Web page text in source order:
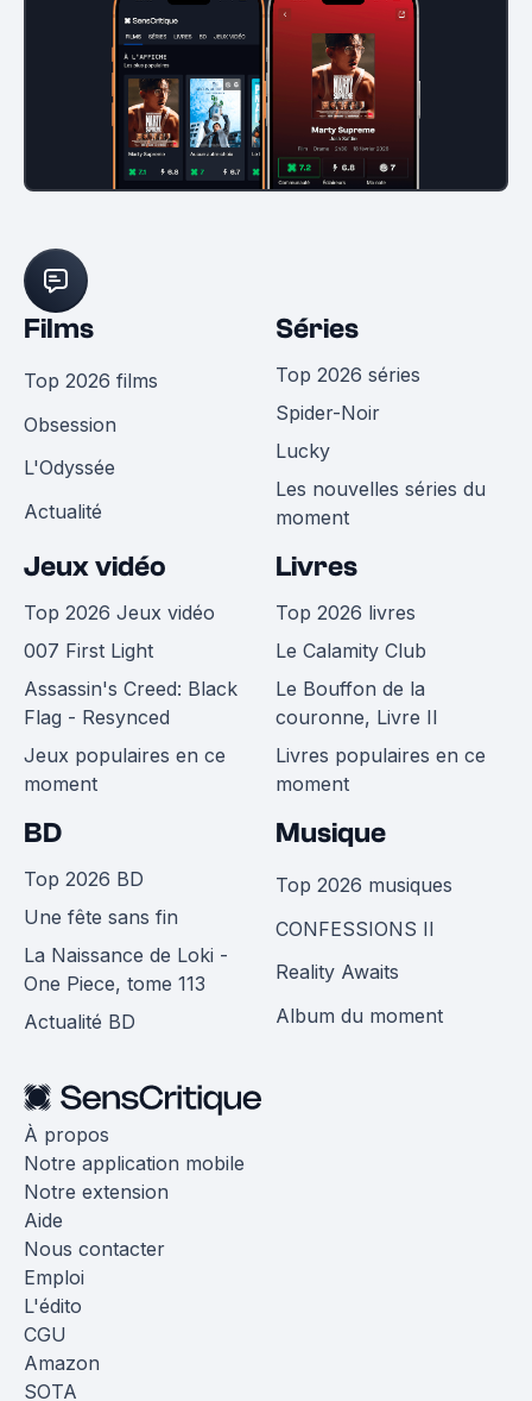
Films
Top 2026 films
Obsession
L'Odyssée
Actualité
Séries
Top 2026 séries
Spider-Noir
Lucky
Les nouvelles séries du
moment
Jeux vidéo
Top 2026 Jeux vidéo
007 First Light
Assassin's Creed: Black
Flag - Resynced
Jeux populaires en ce
moment
Livres
Top 2026 livres
Le Calamity Club
Le Bouffon de la
couronne, Livre II
Livres populaires en ce
moment
BD
Top 2026 BD
Une fête sans fin
La Naissance de Loki -
One Piece, tome 113
Actualité BD
Musique
Top 2026 musiques
CONFESSIONS II
Reality Awaits
Album du moment
À propos
Notre application mobile
Notre extension
Aide
Nous contacter
Emploi
L'édito
CGU
Amazon
SOTA